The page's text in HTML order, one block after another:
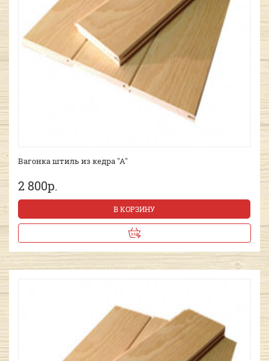
Вагонка штиль из кедра "А"
2 800р.
В КОРЗИНУ